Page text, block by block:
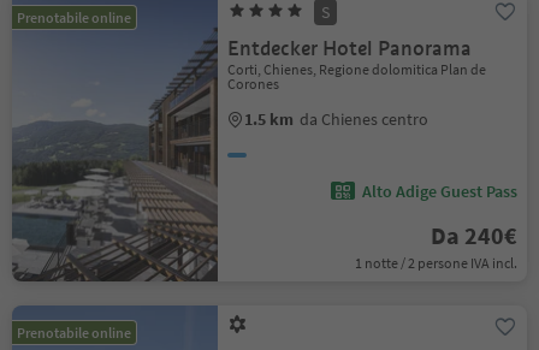
Prenotabile online S
Entdecker Hotel Panorama
Corti, Chienes, Regione dolomitica Plan de
Corones
1.5 km da Chienes centro
Alto Adige Guest Pass
Da 240€
1 notte / 2 persone IVA incl.
Prenotabile online